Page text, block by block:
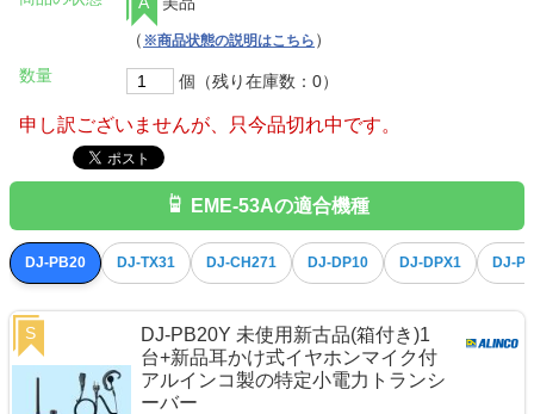
（ ※商品状態の説明はこちら ）
数量
個（残り在庫数：0）
申し訳ございませんが、只今品切れ中です。
EME-53Aの適合機種
DJ-PB20 DJ-TX31 DJ-CH271 DJ-DP10 DJ-DPX1 DJ-
DJ-PB20Y 未使用新古品(箱付き)1
台+新品耳かけ式イヤホンマイク付
アルインコ製の特定小電力トランシ
ーバー
S